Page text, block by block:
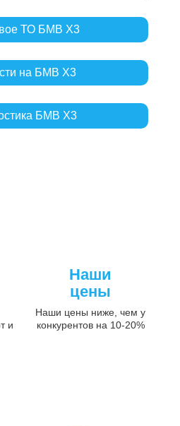
ТО БМВ Х3
на БМВ Х3
БМВ Х3
и
Наши
цены
Наши цены ниже, чем у
конкурентов на 10-20%